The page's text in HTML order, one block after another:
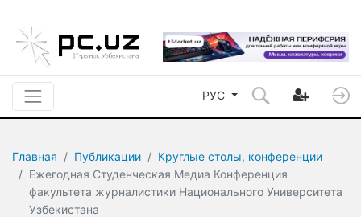
РУС
Главная Публикации
Круглые столы, конференции
Ежегодная Студенческая Медиа Конференция
факультета журналистики Национального Университета
Узбекистана